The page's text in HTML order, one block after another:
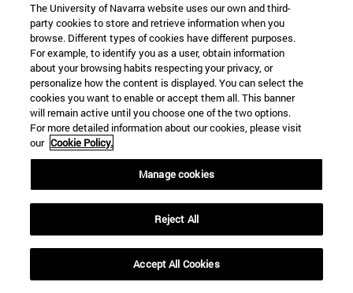
CULTURA, LIDERAZGO Y COMUNICACIÓN / ALBERTO
ANDREU Decano de la Facultad de Económicas y
Profesor de Ética... ¿La pregunta está servida: ¿cómo se
lleva la economía en general, con la ética? Lo pregunto
The University of Navarra website uses our own and third-
party cookies to store and retrieve information when you
browse. Different types of cookies have different purposes.
For example, to identify you as a user, obtain information
about your browsing habits respecting your privacy, or
personalize how the content is displayed. You can select the
cookies you want to enable or accept them all. This banner
will remain active until you choose one of the two options.
For more detailed information about our cookies, please visit
our Cookie Policy.
Manage cookies
Reject All
Accept All Cookies